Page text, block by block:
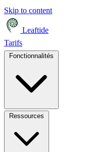
Skip to content
Leaftide
Tarifs